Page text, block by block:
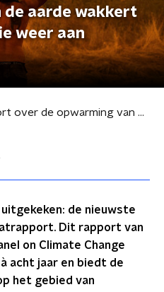
de aarde wakkert
weer aan
Nieuw VN-rapport over de opwarming van de aarde wakkert klimaatdiscussie weer aan
de nieuwste
Dit rapport van
on Climate Change
acht jaar en biedt de
het gebied van